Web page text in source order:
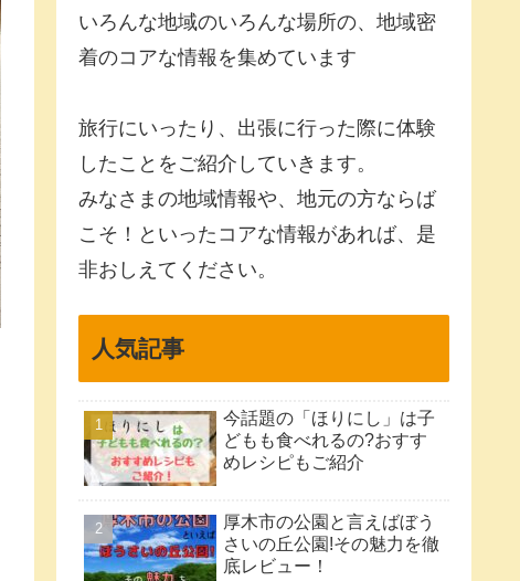
いろんな地域のいろんな場所の、地域密
着のコアな情報を集めています
旅行にいったり、出張に行った際に体験
したことをご紹介していきます。
みなさまの地域情報や、地元の方ならば
こそ！といったコアな情報があれば、是
非おしえてください。
人気記事
今話題の「ほりにし」は子
どもも食べれるの?おすす
めレシピもご紹介
厚木市の公園と言えばぼう
さいの丘公園!その魅力を徹
底レビュー！